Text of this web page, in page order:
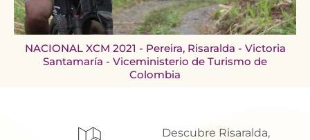
NACIONAL XCM 2021 - Pereira, Risaralda - Victoria
Santamaría - Viceministerio de Turismo de
Colombia
Descubre Risaralda,